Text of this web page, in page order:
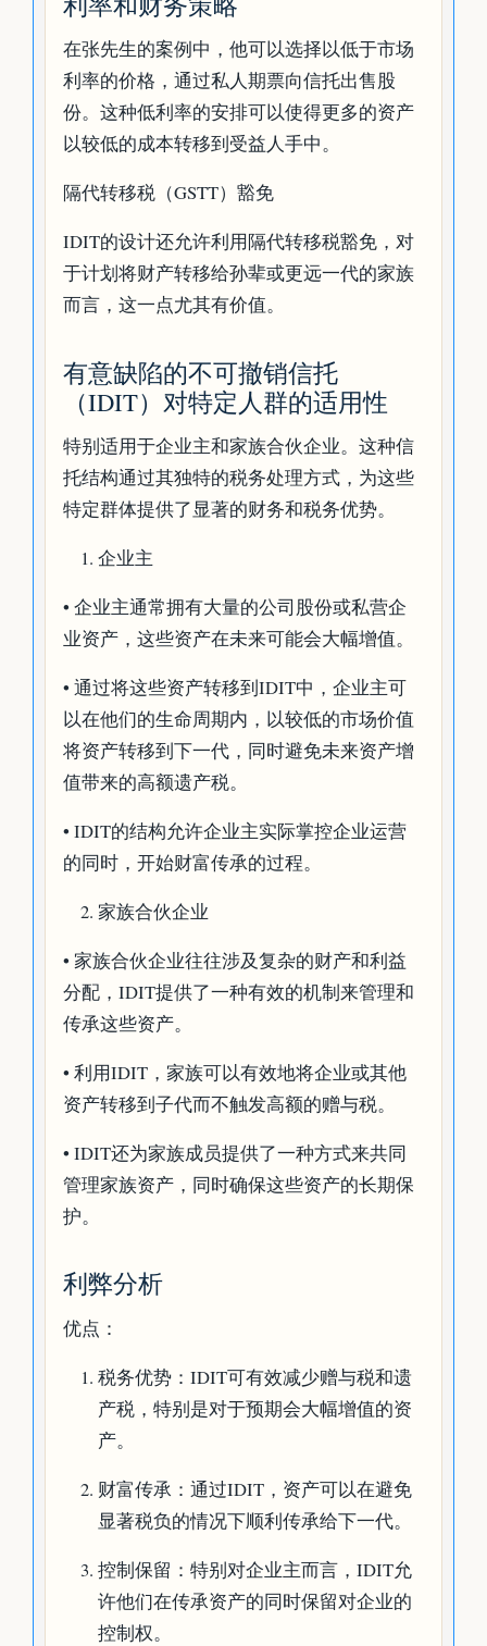
在张先生的案例中，他可以选择以低于市场
利率的价格，通过私人期票向信托出售股
份。这种低利率的安排可以使得更多的资产
以较低的成本转移到受益人手中。
隔代转移税（GSTT）豁免
IDIT的设计还允许利用隔代转移税豁免，对
于计划将财产转移给孙辈或更远一代的家族
而言，这一点尤其有价值。
有意缺陷的不可撤销信托
（IDIT）对特定人群的适用性
特别适用于企业主和家族合伙企业。这种信
托结构通过其独特的税务处理方式，为这些
特定群体提供了显著的财务和税务优势。
企业主
• 企业主通常拥有大量的公司股份或私营企
业资产，这些资产在未来可能会大幅增值。
• 通过将这些资产转移到IDIT中，企业主可
以在他们的生命周期内，以较低的市场价值
将资产转移到下一代，同时避免未来资产增
值带来的高额遗产税。
• IDIT的结构允许企业主实际掌控企业运营
的同时，开始财富传承的过程。
家族合伙企业
• 家族合伙企业往往涉及复杂的财产和利益
分配，IDIT提供了一种有效的机制来管理和
传承这些资产。
• 利用IDIT，家族可以有效地将企业或其他
资产转移到子代而不触发高额的赠与税。
• IDIT还为家族成员提供了一种方式来共同
管理家族资产，同时确保这些资产的长期保
护。
利弊分析
优点：
税务优势：IDIT可有效减少赠与税和遗
产税，特别是对于预期会大幅增值的资
产。
财富传承：通过IDIT，资产可以在避免
显著税负的情况下顺利传承给下一代。
控制保留：特别对企业主而言，IDIT允
许他们在传承资产的同时保留对企业的
控制权。